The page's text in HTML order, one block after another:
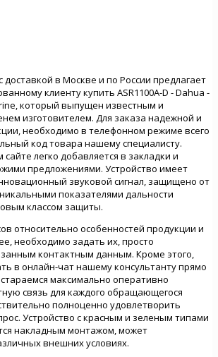
в Москве и по России предлагает
клиенту купить ASR1100A-D - Dahua -
который выпущен известным и
изготовителем. Для заказа надежной и
необходимо в телефонном режиме всего
код товара нашему специалисту.
легко добавляется в закладки и
предложениями. Устройство имеет
звуковой сигнал, защищено от
показателями дальности
классом защиты.
относительно особенностей продукции и
необходимо задать их, просто
контактным данным. Кроме этого,
в онлайн-чат нашему консультанту прямо
максимально оперативно
связь для каждого обращающегося
полноценно удовлетворить
Устройство с красным и зеленым типами
накладным монтажом, может
внешних условиях.